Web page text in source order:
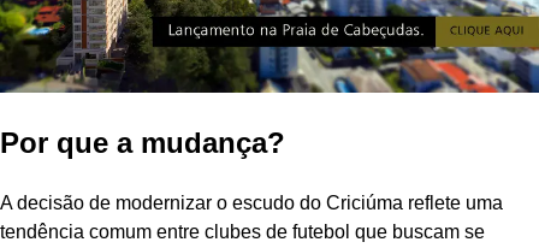
Por que a mudança?
A decisão de modernizar o escudo do Criciúma reflete uma
tendência comum entre clubes de futebol que buscam se